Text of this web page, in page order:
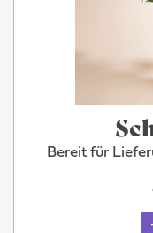
Bereit für